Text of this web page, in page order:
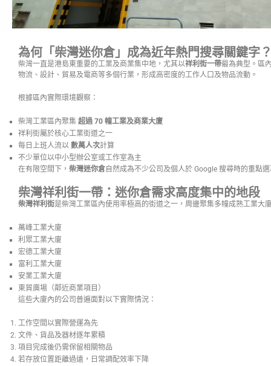
為何「柴灣迷你倉」成為近年熱門搜尋關鍵字
柴灣一直是港島東重要的工業及商業集中地，尤其以祥利街一帶最為典型。區
物流、設計、貿易及電商等多個行業，形成高密度的工作人口及物品流動。
根據區內實際環境觀察：
柴灣工業區內聚集 超過 70 幢工業及商業大廈
祥利街屬於核心工業街道之一
每日上班人流以 數萬人次計算
不少單位以中小型辦公室或工作室為主
在有限空間下， 柴灣迷你倉 自然成為不少公司及個人於 Google 搜尋時的重點
柴灣祥利街一帶：迷你倉需求高度集中的地段
柴灣祥利街是柴灣工業區內使用率極高的街道之一，周邊聚集多幢成熟工業大
萬峰工業大廈
利眾工業大廈
宏德工業大廈
富利工業大廈
安業工業大廈
東貿廣場（鄰近商業項目）
這些大廈內的公司普遍面對以下實際情況：
工作空間以實際營運為先
文件、貨品及器材逐年累積
項目完成後仍需保留相關物品
若存放位置距離過遠，日常調配效率下降